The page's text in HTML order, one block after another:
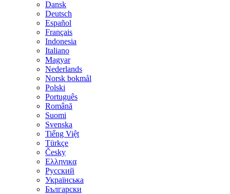
Dansk
Deutsch
Español
Français
Indonesia
Italiano
Magyar
Nederlands
Norsk bokmål
Polski
Português
Română
Suomi
Svenska
Tiếng Việt
Türkçe
Česky
Ελληνικα
Русский
Українська
Български